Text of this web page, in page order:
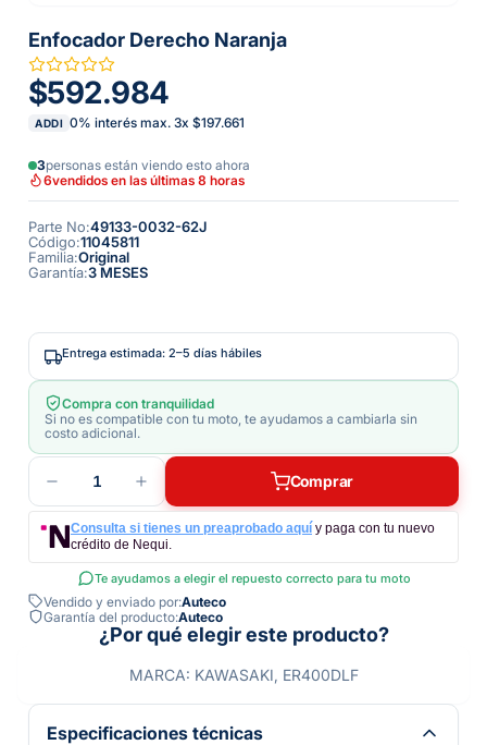
Enfocador Derecho Naranja
$592.984
ADDI 0% interés max. 3x $197.661
3personas están viendo esto ahora
6vendidos en las últimas 8 horas
Parte No:49133-0032-62J
Código:11045811
Familia:Original
Garantía:3 MESES
Entrega estimada: 2–5 días hábiles
Compra con tranquilidad
Si no es compatible con tu moto, te ayudamos a cambiarla sin
costo adicional.
1 Comprar
Consulta si tienes un preaprobado aquí y paga con tu nuevo
crédito de Nequi.
Te ayudamos a elegir el repuesto correcto para tu moto
Vendido y enviado por:Auteco
Garantía del producto:Auteco
¿Por qué elegir este producto?
MARCA: KAWASAKI, ER400DLF
Especificaciones técnicas